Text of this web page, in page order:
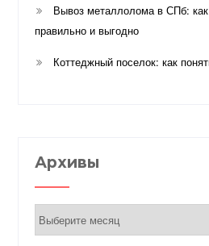
Вывоз металлолома в СПб:
правильно и выгодно
Коттеджный поселок: как
Архивы
Архивы